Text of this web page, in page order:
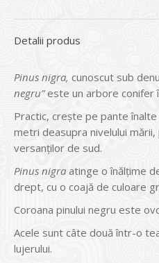
Detalii produs
Pinus nigra, cunoscut sub
negru”este un arbore conifer
Practic, crește pe pante
metri deasupra nivelului
versanților de sud.
Pinus nigra atinge o înălțime
drept, cu o coajă de culoare
Coroana pinului negru este
Acele sunt câte două într-o
lujerului.